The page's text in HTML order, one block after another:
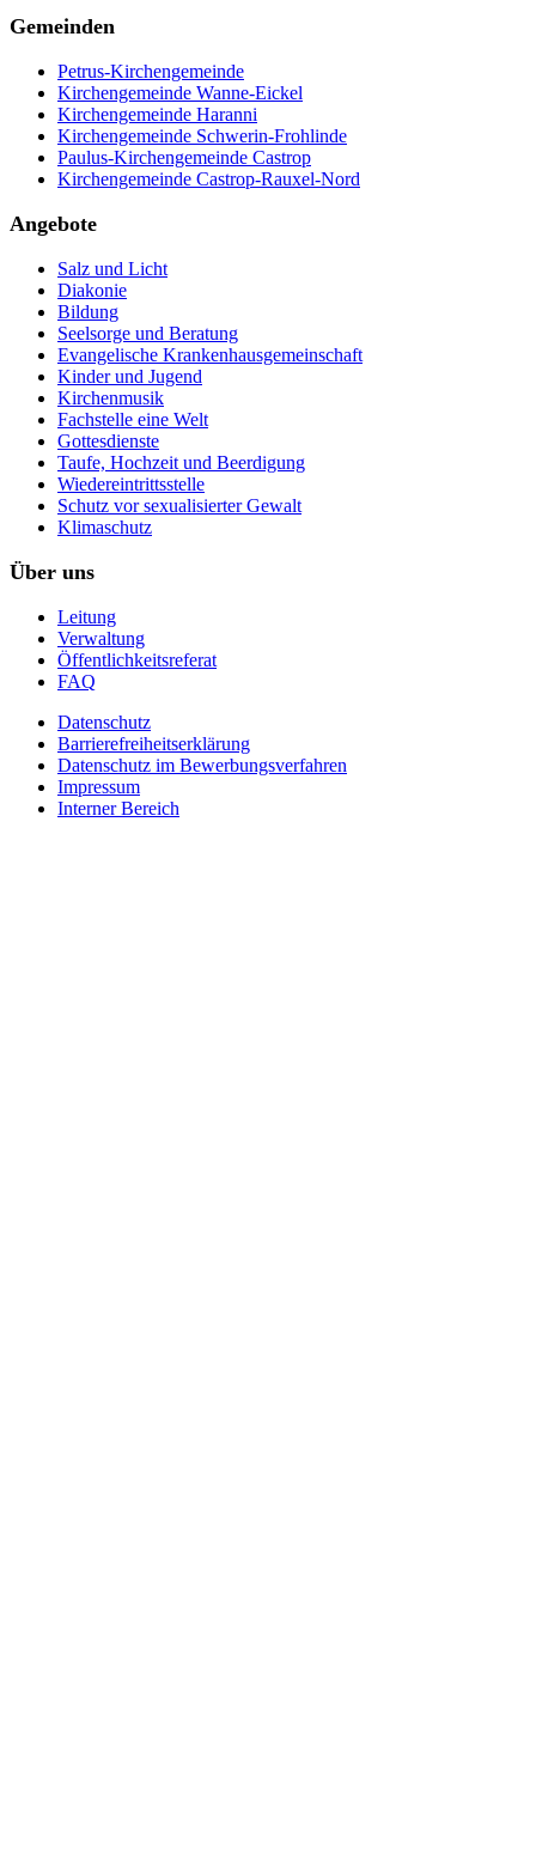
Gemeinden
Petrus-Kirchengemeinde
Kirchengemeinde Wanne-Eickel
Kirchengemeinde Haranni
Kirchengemeinde Schwerin-Frohlinde
Paulus-Kirchengemeinde Castrop
Kirchengemeinde Castrop-Rauxel-Nord
Angebote
Salz und Licht
Diakonie
Bildung
Seelsorge und Beratung
Evangelische Krankenhausgemeinschaft
Kinder und Jugend
Kirchenmusik
Fachstelle eine Welt
Gottesdienste
Taufe, Hochzeit und Beerdigung
Wiedereintrittsstelle
Schutz vor sexualisierter Gewalt
Klimaschutz
Über uns
Leitung
Verwaltung
Öffentlichkeitsreferat
FAQ
Datenschutz
Barrierefreiheitserklärung
Datenschutz im Bewerbungsverfahren
Impressum
Interner Bereich